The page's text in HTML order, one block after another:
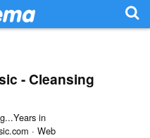
- Cleansing
in
· Web